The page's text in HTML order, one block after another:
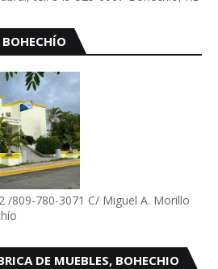
/809-780-3071 C/ Miguel A. Morillo
DE MUEBLES, BOHECHIO